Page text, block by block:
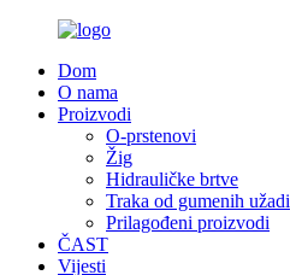
Dom
O nama
Proizvodi
O-prstenovi
Žig
Hidrauličke brtve
Traka od gumenih užadi
Prilagođeni proizvodi
ČAST
Vijesti